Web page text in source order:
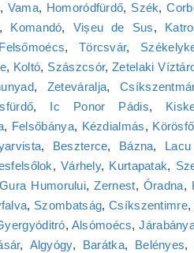
, Vama, Homoródfürdő, Szék,
, Komandó, Vișeu de Sus,
Felsőmoécs, Törcsvár,
, Koltó, Szászcsór,Zetelaki
, Zeteváralja,
, Ic Ponor Pádis,
, Felsőbánya, Kézdialmás, Körösfő
, Beszterce, Bázna,
, Várhely, Kurtapatak,
Gura Humorului,Zernest, Óradna,
, Szombatság,Csíkszentimre,
, Alsómoécs,
, Algyógy, Barátka, Belényes,